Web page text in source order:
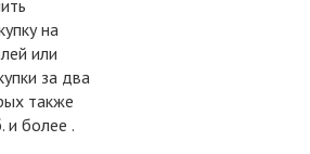
на
или
за два
также
и более .